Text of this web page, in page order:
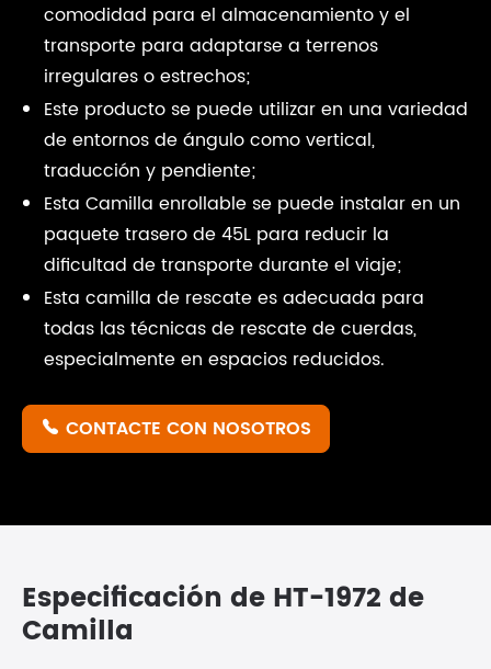
comodidad para el almacenamiento y el
transporte para adaptarse a terrenos
irregulares o estrechos;
Este producto se puede utilizar en una variedad
de entornos de ángulo como vertical,
traducción y pendiente;
Esta Camilla enrollable se puede instalar en un
paquete trasero de 45L para reducir la
dificultad de transporte durante el viaje;
Esta camilla de rescate es adecuada para
todas las técnicas de rescate de cuerdas,
especialmente en espacios reducidos.
 CONTACTE CON NOSOTROS
Especificación de HT-1972 de
Camilla